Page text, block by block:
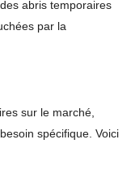
abris temporaires
par la
sur le marché,
spécifique. Voici